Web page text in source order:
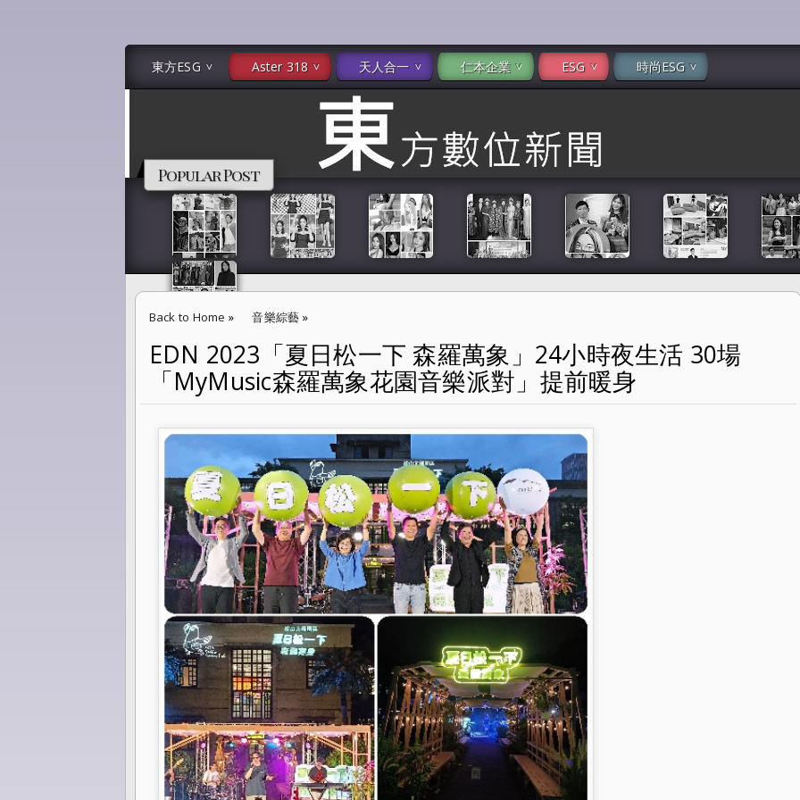
東方ESG Aster 318 天人合一 仁本企業 ESG 時尚ESG
Popular Post
Back to Home » 音樂綜藝 »
EDN 2023「夏日松一下 森羅萬象」24小時夜生活 30場「MyMusic森羅萬象花園音樂派對」提前暖身
EDN 2023「夏日松一下 森羅萬象」24小時夜生活 30場
「MyMusic森羅萬象花園音樂派對」提前暖身